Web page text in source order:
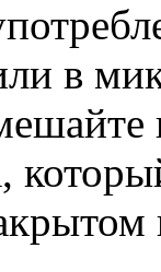
в